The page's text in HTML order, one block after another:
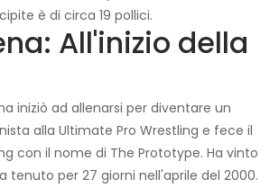
è di circa 19 pollici.
All'inizio della
iniziò ad allenarsi per diventare un
alla Ultimate Pro Wrestling e fece il
con il nome di The Prototype. Ha vinto
tenuto per 27 giorni nell'aprile del 2000.